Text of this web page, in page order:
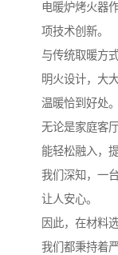
电暖炉烤火器
项技术创新。
与传统取暖方
明火设计，大
温暖恰到好处。
无论是家庭客
能轻松融入，
我们深知，一
让人安心。
因此，在材料
我们都秉持着